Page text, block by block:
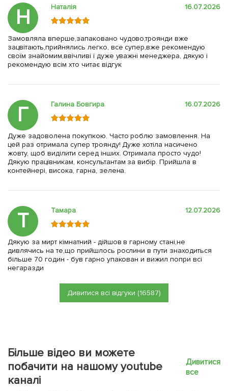
Н Наталія 16.07.2026
Замовляла вперше,запаковано чудово,троянди вже
зацвітають,прийнялись легко, все супер,вже рекомендую
своїм знайомим,ввічливі і дуже уважні менеджера, дякую і
рекомендую всім хто читає відгук
Г Галина Бовгира 16.07.2026
Дуже задоволена покупкою. Часто роблю замовлення. На
цей раз отримала супер троянду! Дуже хотіла насичено
жовту, щоб виділити серед інших. Отримала просто чудо!
Дякую працівникам, консультантам за вибір. Прийшла в
контейнері, висока, гарна, зелена.
Т Тамара 12.07.2026
Дякую за мирт кімнатний - дійшов в гарному стані,не
дивлячись на те,що прийшлось рослини в пути знаходиться
більше 70 годин - був гарно упакован и вижил попри всі
негаразди
Дивитися всі відгуки (16587)
Більше відео ви можете
побачити на нашому youtube
каналі
Дивитися
все